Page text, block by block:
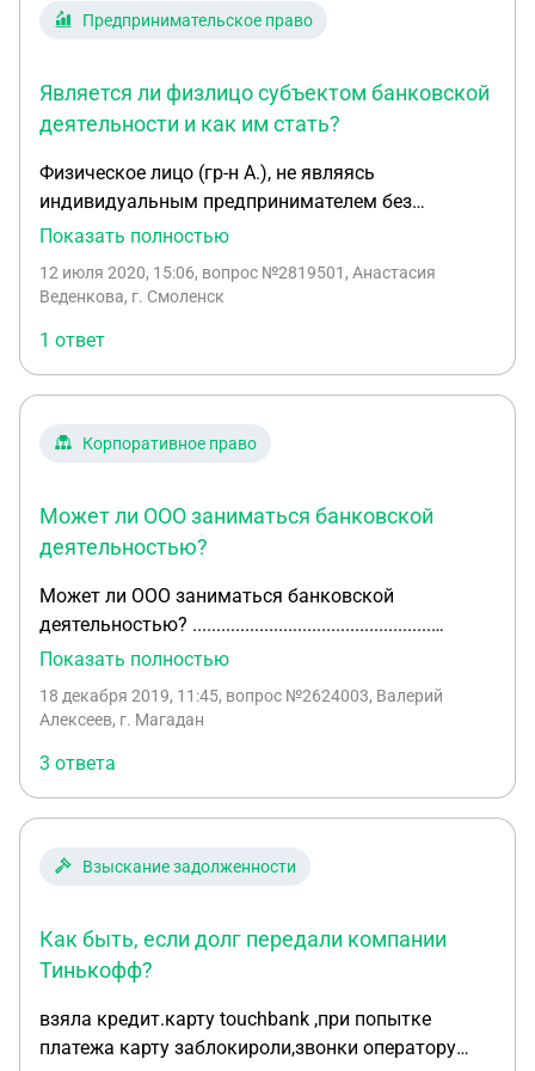
Предпринимательское право
Является ли физлицо субъектом банковской
деятельности и как им стать?
Физическое лицо (гр-н А.), не являясь
индивидуальным предпринимателем без
образования юридического лица, действуя без
организацией, систематически осуществлял
ли он субъектом банковской деятельности? Какие
действия ему следует предпринять, чтобы стать
субъектом банковской деятельности? Какими
нормативными актами ему при этом следует
руководствоваться?
Показать полностью
12 июля 2020, 15:06, вопрос №2819501, Анастасия
Веденкова, г. Смоленск
1 ответ
Корпоративное право
Может ли ООО заниматься банковской
деятельностью?
Может ли ООО заниматься банковской
деятельностью? ..................................................
Может ли ООО заниматься банковской
Показать полностью
18 декабря 2019, 11:45, вопрос №2624003, Валерий
Алексеев, г. Магадан
3 ответа
Взыскание задолженности
Как быть, если долг передали компании
Тинькофф?
взяла кредит.карту touchbank ,при попытке
платежа карту заблокироли,звонки оператору